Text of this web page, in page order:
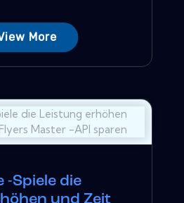
More
-Spiele die
und Zeit